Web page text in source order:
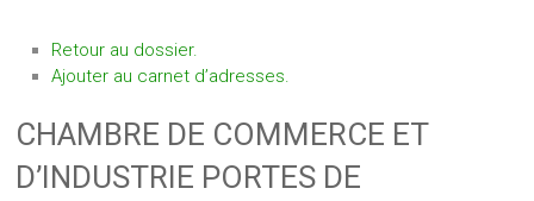
Retour au dossier.
Ajouter au carnet d’adresses.
CHAMBRE DE COMMERCE ET
D’INDUSTRIE PORTES DE